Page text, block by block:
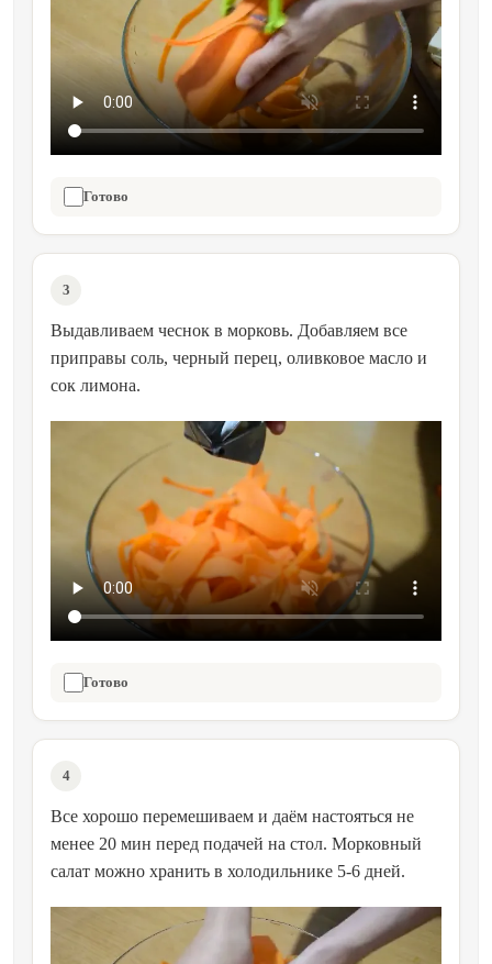
Готово
3
Выдавливаем чеснок в морковь. Добавляем все
приправы соль, черный перец, оливковое масло и
сок лимона.
Готово
4
Все хорошо перемешиваем и даём настояться не
менее 20 мин перед подачей на стол. Морковный
салат можно хранить в холодильнике 5-6 дней.